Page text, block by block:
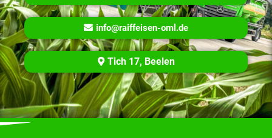
info@raiffeisen-oml.de
Tich 17, Beelen